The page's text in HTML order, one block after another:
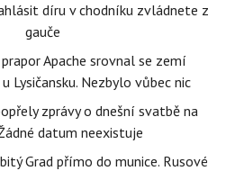
díru v chodníku zvládnete z
gauče
Apache srovnal se zemí
Lysičansku. Nezbylo vůbec nic
zprávy o dnešní svatbě na
datum neexistuje
Grad přímo do munice. Rusové